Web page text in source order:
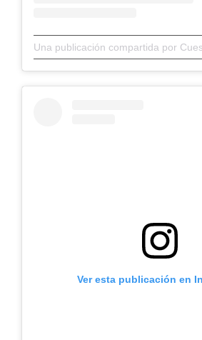
Ver esta publicación en